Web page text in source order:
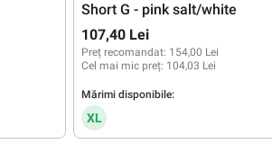
Short G - pink salt/white
107,40 Lei
Preț recomandat: 154,00 Lei
Cel mai mic preț: 104,03 Lei
Mărimi disponibile:
XL